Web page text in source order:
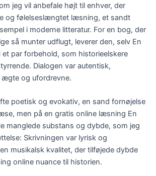
jeg vil anbefale højt til enhver, der
og følelseslængtet læsning, et sandt
i moderne litteratur. For en bog, der
så munter udflugt, leverer den, selv En
et par forbehold, som historieelskere
Dialogen var autentisk,
ægte og ufordrevne.
poetisk og evokativ, en sand fornøjelse
men på en gratis online læsning En
manglede substans og dybde, som jeg
Skrivningen var lyrisk og
musikalsk kvalitet, der tilføjede dybde
online nuance til historien.